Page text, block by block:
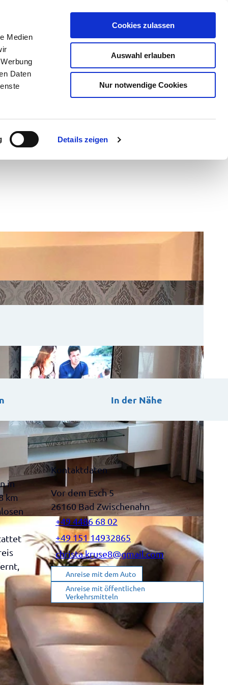
Medien
Daten
Details zeigen
Cookies zulassen
Auswahl erlauben
Nur notwendige Cookies
In der Nähe
in
km
Kontaktdaten
Vor dem Esch 5
26160 Bad Zwischenahn
+49 4486 68 02
+49 151 14932865
christa.kruse8@gmail.com
Anreise mit dem Auto
Anreise mit öffentlichen
Verkehrsmitteln